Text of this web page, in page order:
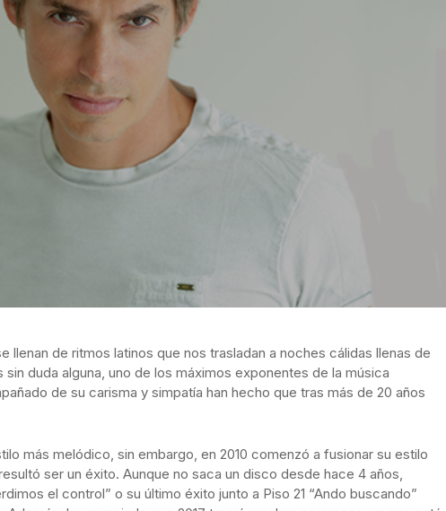
llenan de ritmos latinos que nos trasladan a noches cálidas llenas de
sin duda alguna, uno de los máximos exponentes de la música
de su carisma y simpatía han hecho que tras más de 20 años
más melódico, sin embargo, en 2010 comenzó a fusionar su estilo
ser un éxito. Aunque no saca un disco desde hace 4 años,
el control” o su último éxito junto a Piso 21 “Ando buscando”